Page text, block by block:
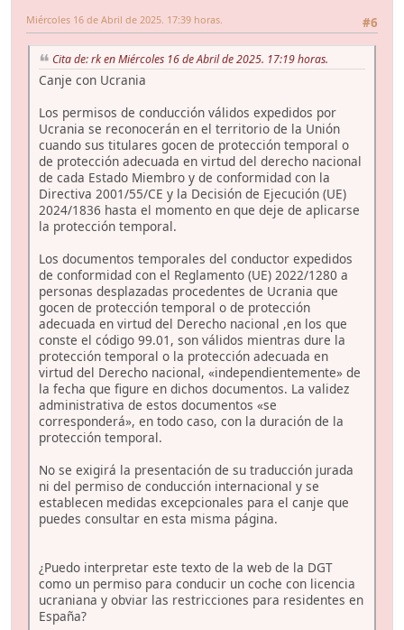
#6
Miércoles 16 de Abril de 2025. 17:39 horas.
Cita de: rk en Miércoles 16 de Abril de 2025. 17:19 horas.
Canje con Ucrania
Los permisos de conducción válidos expedidos por
Ucrania se reconocerán en el territorio de la Unión
cuando sus titulares gocen de protección temporal o
de protección adecuada en virtud del derecho nacional
de cada Estado Miembro y de conformidad con la
Directiva 2001/55/CE y la Decisión de Ejecución (UE)
2024/1836 hasta el momento en que deje de aplicarse
la protección temporal.
Los documentos temporales del conductor expedidos
de conformidad con el Reglamento (UE) 2022/1280 a
personas desplazadas procedentes de Ucrania que
gocen de protección temporal o de protección
adecuada en virtud del Derecho nacional ,en los que
conste el código 99.01, son válidos mientras dure la
protección temporal o la protección adecuada en
virtud del Derecho nacional, «independientemente» de
la fecha que figure en dichos documentos. La validez
administrativa de estos documentos «se
corresponderá», en todo caso, con la duración de la
protección temporal.
No se exigirá la presentación de su traducción jurada
ni del permiso de conducción internacional y se
establecen medidas excepcionales para el canje que
puedes consultar en esta misma página.
¿Puedo interpretar este texto de la web de la DGT
como un permiso para conducir un coche con licencia
ucraniana y obviar las restricciones para residentes en
España?